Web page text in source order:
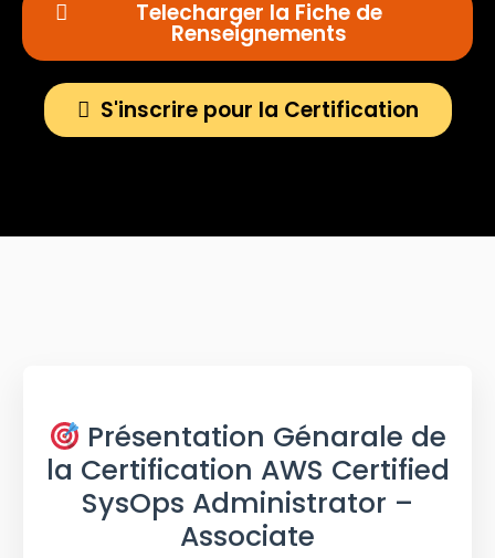
Telecharger la Fiche de
Renseignements
S'inscrire pour la Certification
Présentation Génarale de
la Certification AWS Certified
SysOps Administrator –
Associate